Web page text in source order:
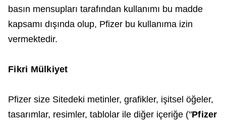
basın mensupları tarafından kullanımı bu madde
kapsamı dışında olup, Pfizer bu kullanıma izin
vermektedir.
Fikri Mülkiyet
Pfizer size Sitedeki metinler, grafikler, işitsel öğeler,
tasarımlar, resimler, tablolar ile diğer içeriğe ("Pfizer